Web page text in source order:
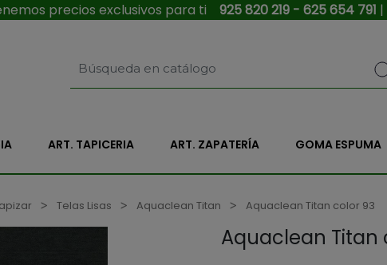
precios exclusivos para ti 925 820 219 - 625 654 791 |
ART. TAPICERIA ART. ZAPATERÍA GOMA ESPUMA
Telas Lisas Aquaclean Titan Aquaclean Titan color 93
Aquaclean Titan